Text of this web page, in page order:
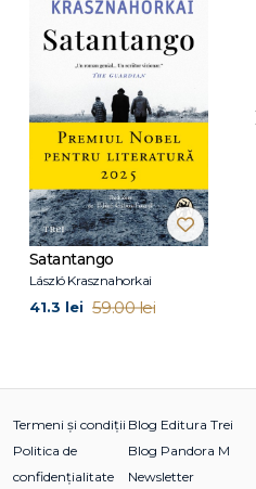
voi aici?
mai simplă:
PENTRU CĂ HABAR N-AVEȚI
Satantango
László Krasznahorkai
41.3 lei 59.00 lei
Termeni și condiții
Politica de
confidențialitate
Blog Editura Trei
Blog Pandora M
Newsletter